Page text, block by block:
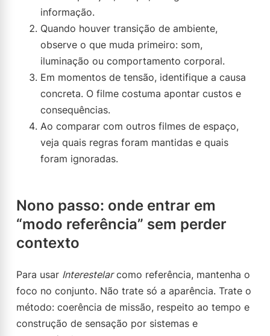
informação.
Quando houver transição de ambiente,
observe o que muda primeiro: som,
iluminação ou comportamento corporal.
Em momentos de tensão, identifique a causa
concreta. O filme costuma apontar custos e
consequências.
Ao comparar com outros filmes de espaço,
veja quais regras foram mantidas e quais
foram ignoradas.
Nono passo: onde entrar em
“modo referência” sem perder
contexto
Para usar Interestelarcomo referência, mantenha o
foco no conjunto. Não trate só a aparência. Trate o
método: coerência de missão, respeito ao tempo e
construção de sensação por sistemas e